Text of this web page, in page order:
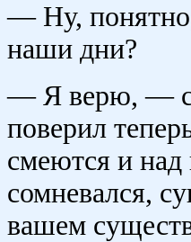
— Ну,
наши дни?
— Я верю, —
поверил
смеются и над
сомневался,
вашем